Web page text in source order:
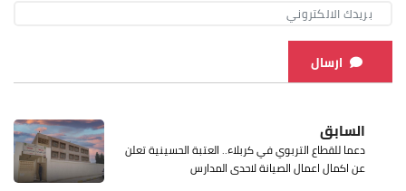
ارسال
السابق
دعما للقطاع التربوي في كربلاء.. العتبة الحسينية تعلن
عن اكمال اعمال الصيانة لاحدى المدارس